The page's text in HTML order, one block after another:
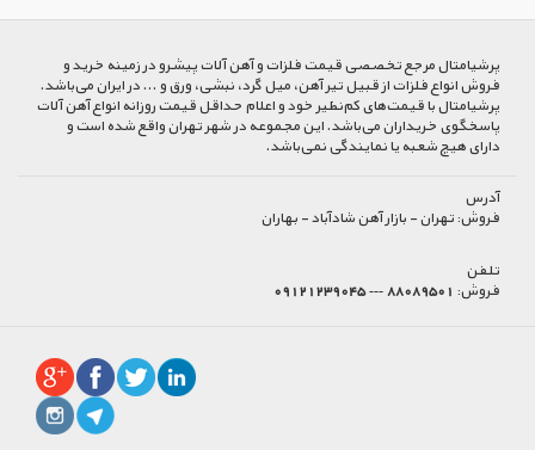
پرشیا‌متال مرجع تخصصی قیمت فلزات و آهن آلات پیشرو در زمینه خرید و
فروش انواع فلزات از قبیل تیر آهن، میل گرد، نبشی، ورق و ... در ایران می‌باشد.
پرشیامتال با قیمت‌های کم‌نظیر خود و اعلام حداقل قیمت روزانه انواع آهن آلات
پاسخگوی خریداران می‌باشد. این مجموعه در شهر تهران واقع شده است و
دارای هیچ شعبه یا نمایندگی نمی‌باشد.
آدرس
فروش:تهران - بازار آهن شادآباد - بهاران
تلفن
فروش: 88089501 --- 09121239045